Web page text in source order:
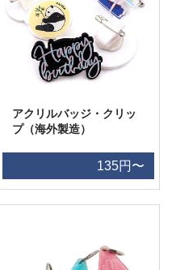
アクリルバッジ・クリッ
プ（海外製造）
135円〜